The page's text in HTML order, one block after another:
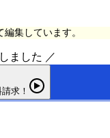
集しています。
ました ／
求！